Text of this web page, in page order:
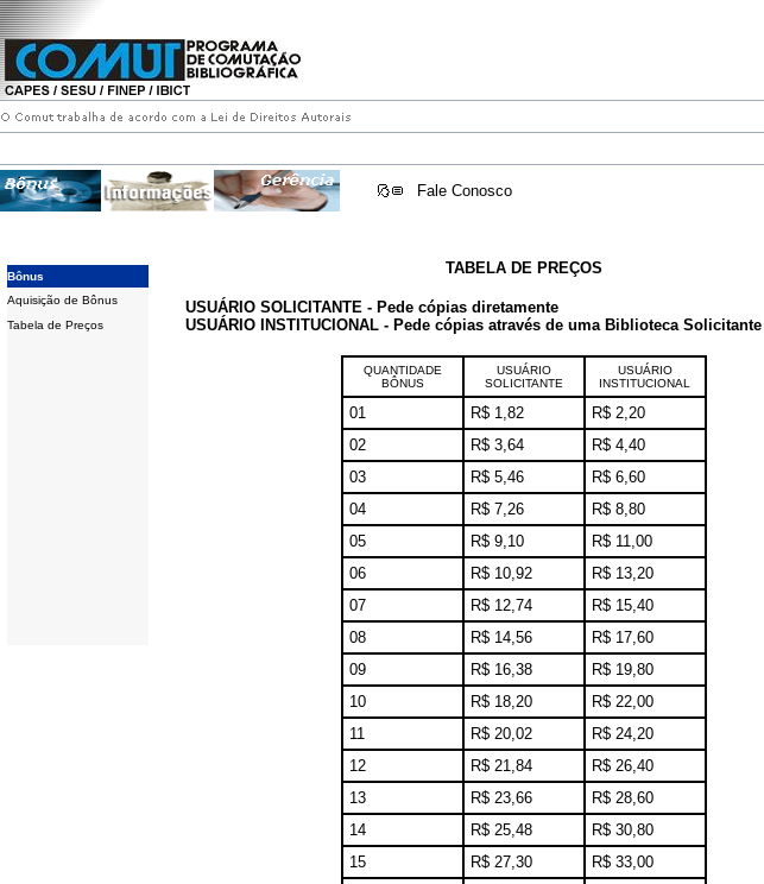
Fale Conosco
Bônus
Aquisição de Bônus
Tabela de Preços
TABELA DE PREÇOS
USUÁRIO SOLICITANTE - Pede cópias diretamente
USUÁRIO INSTITUCIONAL - Pede cópias através de uma Biblioteca Solicitante
QUANTIDADE
BÔNUS
USUÁRIO
SOLICITANTE
USUÁRIO
INSTITUCIONAL
01 R$ 1,82
R$ 2,20
02
R$ 3,64
R$ 4,40
03
R$ 5,46
R$ 6,60
04
R$ 7,26
R$ 8,80
05
R$ 9,10
R$ 11,00
06
R$ 10,92
R$ 13,20
07
R$ 12,74
R$ 15,40
08
R$ 14,56
R$ 17,60
09
R$ 16,38
R$ 19,80
10
R$ 18,20
R$ 22,00
11
R$ 20,02
R$ 24,20
12
R$ 21,84
R$ 26,40
13
R$ 23,66
R$ 28,60
14
R$ 25,48
R$ 30,80
15
R$ 27,30
R$ 33,00